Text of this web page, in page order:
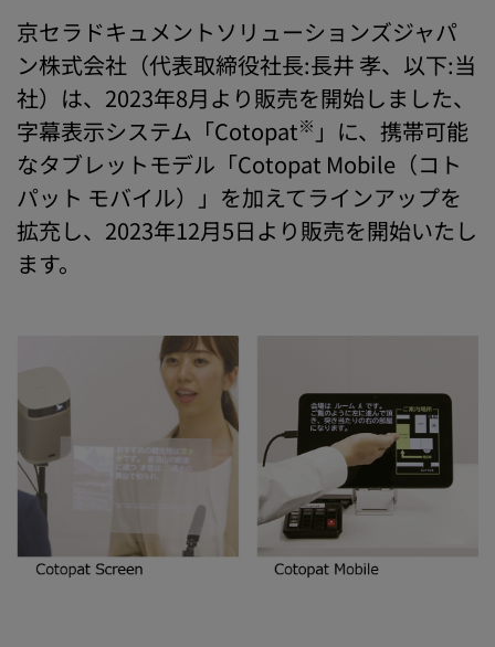
京セラドキュメントソリューションズジャパ
ン株式会社（代表取締役社長:長井 孝、以下:当
社）は、2023年8月より販売を開始しました、
字幕表示システム「Cotopat※ 」に、携帯可能
なタブレットモデル「Cotopat Mobile（コト
パット モバイル）」を加えてラインアップを
拡充し、2023年12月5日より販売を開始いたし
ます。